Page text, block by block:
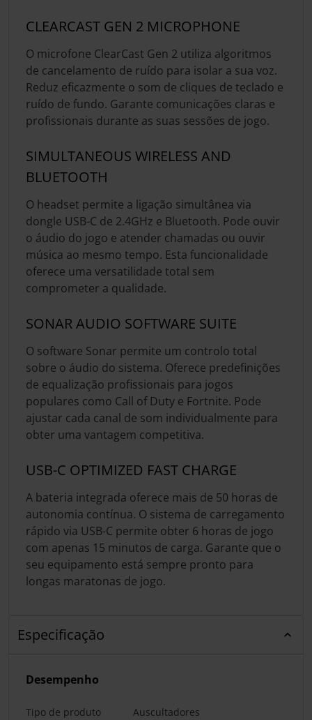
CLEARCAST GEN 2 MICROPHONE
O microfone ClearCast Gen 2 utiliza algoritmos
de cancelamento de ruído para isolar a sua voz.
Reduz eficazmente o som de cliques de teclado e
ruído de fundo. Garante comunicações claras e
profissionais durante as suas sessões de jogo.
SIMULTANEOUS WIRELESS AND
BLUETOOTH
O headset permite a ligação simultânea via
dongle USB-C de 2.4GHz e Bluetooth. Pode ouvir
o áudio do jogo e atender chamadas ou ouvir
música ao mesmo tempo. Esta funcionalidade
oferece uma versatilidade total sem
comprometer a qualidade.
SONAR AUDIO SOFTWARE SUITE
O software Sonar permite um controlo total
sobre o áudio do sistema. Oferece predefinições
de equalização profissionais para jogos
populares como Call of Duty e Fortnite. Pode
ajustar cada canal de som individualmente para
obter uma vantagem competitiva.
USB-C OPTIMIZED FAST CHARGE
A bateria integrada oferece mais de 50 horas de
autonomia contínua. O sistema de carregamento
rápido via USB-C permite obter 6 horas de jogo
com apenas 15 minutos de carga. Garante que o
seu equipamento está sempre pronto para
longas maratonas de jogo.
Especificação
Desempenho
Tipo de produto Auscultadores